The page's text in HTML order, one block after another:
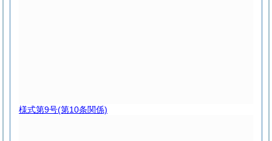
様式第9号(第10条関係)